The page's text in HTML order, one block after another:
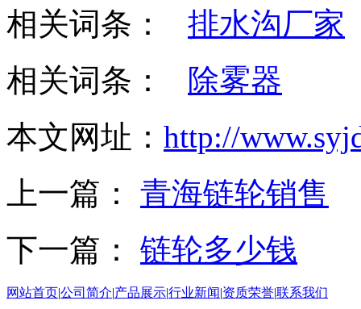
相关词条： 排水沟厂家
相关词条： 除雾器
本文网址： http://
上一篇： 青海链轮销售
下一篇： 链轮多少钱
网站首页|公司简介|产品展示|行业新闻|资质荣誉|联系我们